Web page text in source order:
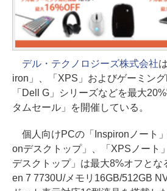
デル・テクノロジーズ株式会社
iron」、「XPS」およびゲーミング
「Dell G」シリーズなどを最大
タムセール」を開催している。
個人向けPCの「Inspironノート
onデスクトップ」、「XPSノート
デスクトップ」は最大8%オフとな
en 7 7730U/メモリ16GB/512GB